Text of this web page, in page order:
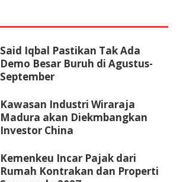
Said Iqbal Pastikan Tak Ada
Demo Besar Buruh di Agustus-
September
Kawasan Industri Wiraraja
Madura akan Diekmbangkan
Investor China
Kemenkeu Incar Pajak dari
Rumah Kontrakan dan Properti